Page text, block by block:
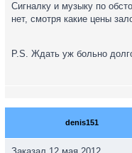
Сигналку и музыку по
нет, смотря какие цены
P.S. Ждать уж больно
denis151